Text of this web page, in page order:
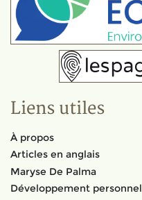
Liens utiles
À propos
Articles en anglais
Maryse De Palma
Développement personnel